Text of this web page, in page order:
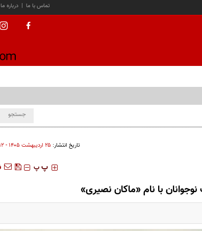
درباره ما | تماس با ما
تاریخ انتشار: ۲۵ ارديبهشت ۱۴۰۵ - ۱۲:۱۲
‍‍‍ پ پ
با نام «ماکان نصیری»